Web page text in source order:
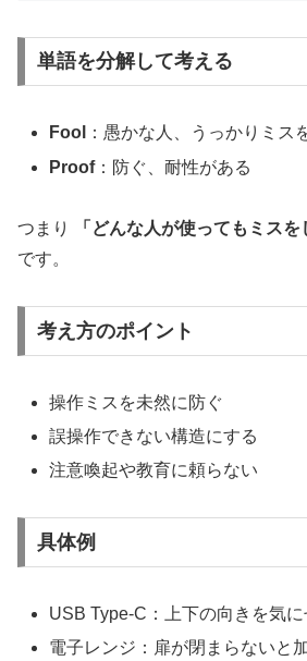
単語を分解して考える
Fool
：愚かな人、うっかりミス
Proof：防ぐ、耐性がある
つまり 「どんな人が使ってもミスを
です。
考え方のポイント
操作ミスを未然に防ぐ
誤操作できない構造にする
注意喚起や教育に頼らない
具体例
USB Type-C：上下の向きを気
電子レンジ：扉が閉まらないと